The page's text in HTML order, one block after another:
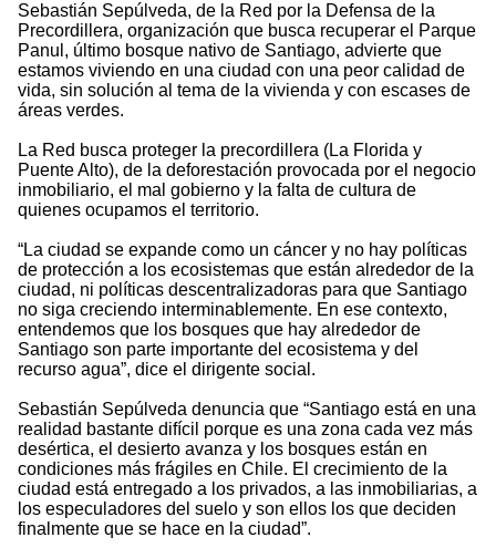
Sebastián Sepúlveda, de la Red por la Defensa de la
Precordillera, organización que busca recuperar el Parque
Panul, último bosque nativo de Santiago, advierte que
estamos viviendo en una ciudad con una peor calidad de
vida, sin solución al tema de la vivienda y con escases de
áreas verdes.
La Red busca proteger la precordillera (La Florida y
Puente Alto), de la deforestación provocada por el negocio
inmobiliario, el mal gobierno y la falta de cultura de
quienes ocupamos el territorio.
“La ciudad se expande como un cáncer y no hay políticas
de protección a los ecosistemas que están alrededor de la
ciudad, ni políticas descentralizadoras para que Santiago
no siga creciendo interminablemente. En ese contexto,
entendemos que los bosques que hay alrededor de
Santiago son parte importante del ecosistema y del
recurso agua”, dice el dirigente social.
Sebastián Sepúlveda denuncia que “Santiago está en una
realidad bastante difícil porque es una zona cada vez más
desértica, el desierto avanza y los bosques están en
condiciones más frágiles en Chile. El crecimiento de la
ciudad está entregado a los privados, a las inmobiliarias, a
los especuladores del suelo y son ellos los que deciden
finalmente que se hace en la ciudad”.